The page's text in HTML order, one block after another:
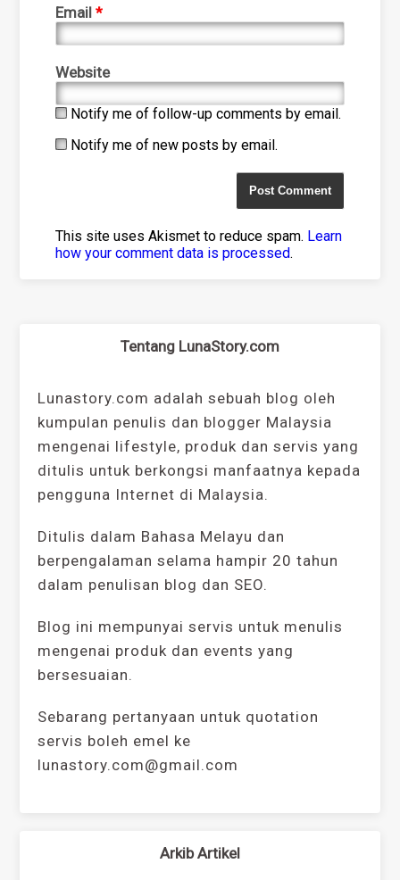
Email*
Website
Notify me of follow-up comments by email.
Notify me of new posts by email.
This site uses Akismet to reduce spam. Learn
how your comment data is processed.
Tentang LunaStory.com
Lunastory.com adalah sebuah blog oleh
kumpulan penulis dan blogger Malaysia
mengenai lifestyle, produk dan servis yang
ditulis untuk berkongsi manfaatnya kepada
pengguna Internet di Malaysia.
Ditulis dalam Bahasa Melayu dan
berpengalaman selama hampir 20 tahun
dalam penulisan blog dan SEO.
Blog ini mempunyai servis untuk menulis
mengenai produk dan events yang
bersesuaian.
Sebarang pertanyaan untuk quotation
servis boleh emel ke
lunastory.com@gmail.com
Arkib Artikel